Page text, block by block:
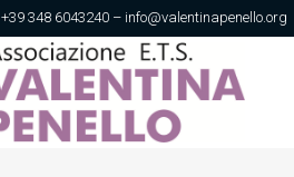
+39 348 6043240 – info@valentinapenello.org